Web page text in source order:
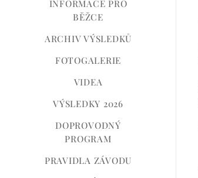
INFORMACE PRO
BĚŽCE
ARCHIV VÝSLEDKŮ
FOTOGALERIE
VIDEA
VÝSLEDKY 2026
DOPROVODNÝ
PROGRAM
PRAVIDLA ZÁVODU